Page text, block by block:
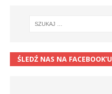
ŚLEDŹ NAS NA FACEBOOK’U